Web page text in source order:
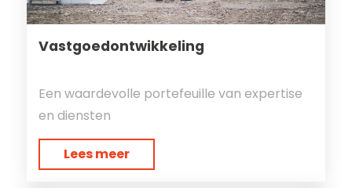
Vastgoedontwikkeling
Een waardevolle portefeuille van expertise
en diensten
Lees meer